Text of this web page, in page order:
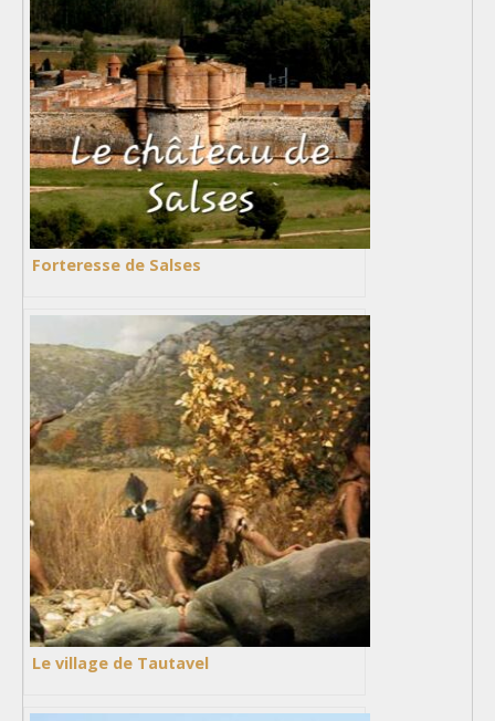
Forteresse de Salses
Le village de Tautavel